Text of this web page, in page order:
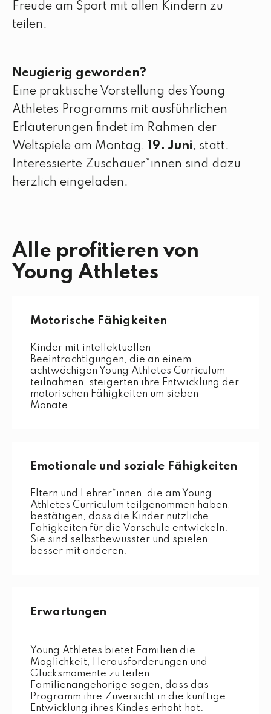
Freude am Sport mit allen Kindern zu
teilen.
Neugierig geworden?
Eine praktische Vorstellung des Young
Athletes Programms mit ausführlichen
Erläuterungen findet im Rahmen der
Weltspiele am Montag, 19. Juni, statt.
Interessierte Zuschauer*innen sind dazu
herzlich eingeladen.
Alle profitieren von
Young Athletes
Motorische Fähigkeiten
Kinder mit intellektuellen
Beeinträchtigungen, die an einem
achtwöchigen Young Athletes Curriculum
teilnahmen, steigerten ihre Entwicklung der
motorischen Fähigkeiten um sieben
Monate.
Emotionale und soziale Fähigkeiten
Eltern und Lehrer*innen, die am Young
Athletes Curriculum teilgenommen haben,
bestätigen, dass die Kinder nützliche
Fähigkeiten für die Vorschule entwickeln.
Sie sind selbstbewusster und spielen
besser mit anderen.
Erwartungen
Young Athletes bietet Familien die
Möglichkeit, Herausforderungen und
Glücksmomente zu teilen.
Familienangehörige sagen, dass das
Programm ihre Zuversicht in die künftige
Entwicklung ihres Kindes erhöht hat.